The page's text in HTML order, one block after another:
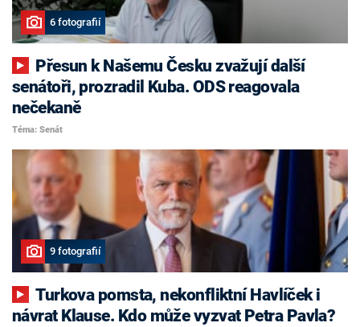
6 fotografií
senátoři, prozradil Kuba. ODS reagovala
nečekaně
Téma: Senát
9 fotografií
Turkova pomsta, nekonfliktní Havlíček i
návrat Klause. Kdo může vyzvat Petra Pavla?